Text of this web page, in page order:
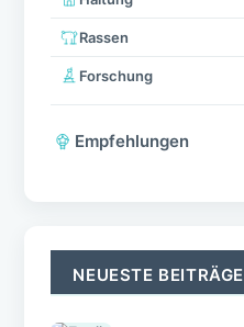
Rassen
Forschung
Empfehlungen
NEUESTE BEITRÄGE